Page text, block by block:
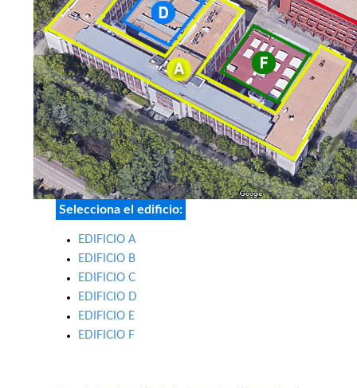
Selecciona el edificio:
EDIFICIO A
EDIFICIO B
EDIFICIO C
EDIFICIO D
EDIFICIO E
EDIFICIO F